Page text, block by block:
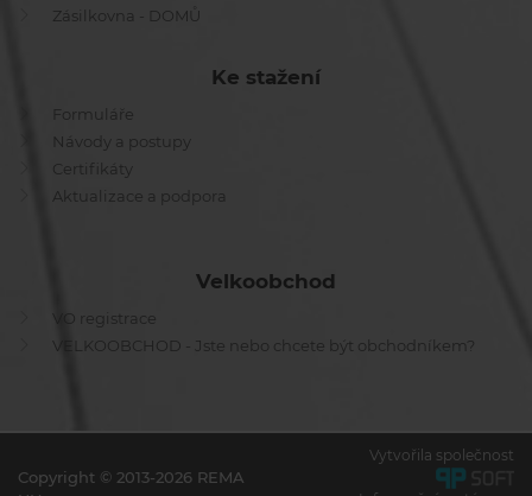
Zásilkovna - DOMŮ
Ke stažení
Formuláře
Návody a postupy
Certifikáty
Aktualizace a podpora
Velkoobchod
VO registrace
VELKOOBCHOD - Jste nebo chcete být obchodníkem?
Copyright © 2013-2026 REMA
Vytvořila společnost